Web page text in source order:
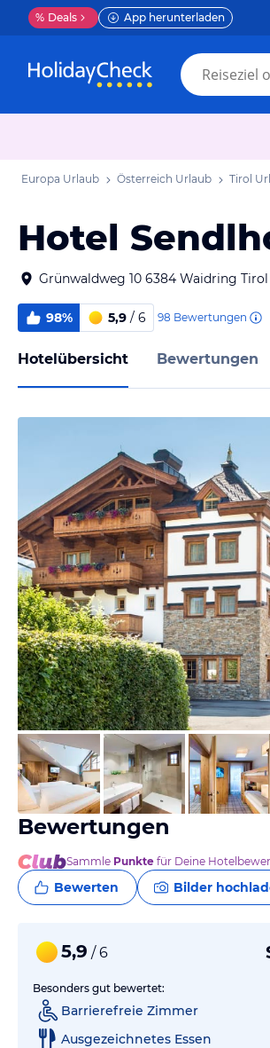
% Deals App herunterladen
Europa Urlaub Österreich Urlaub Tirol
Hotel
Grünwaldweg 10 6384 Waidring
98% 5,9 / 6 98 Bewertungen
Hotelübersicht Bewertungen
vom Hotelier, Januar 2018
Bewertungen
Sammle Punkte für Deine
Bewerten Bilder
5,9 / 6
Besonders gut bewertet:
Barrierefreie Zimmer
Ausgezeichnetes Essen